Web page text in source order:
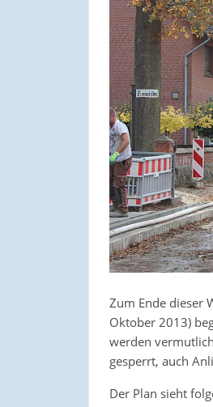
Zum Ende dieser
Oktober 2013)
werden
gesperrt, auch
Der Plan sieht